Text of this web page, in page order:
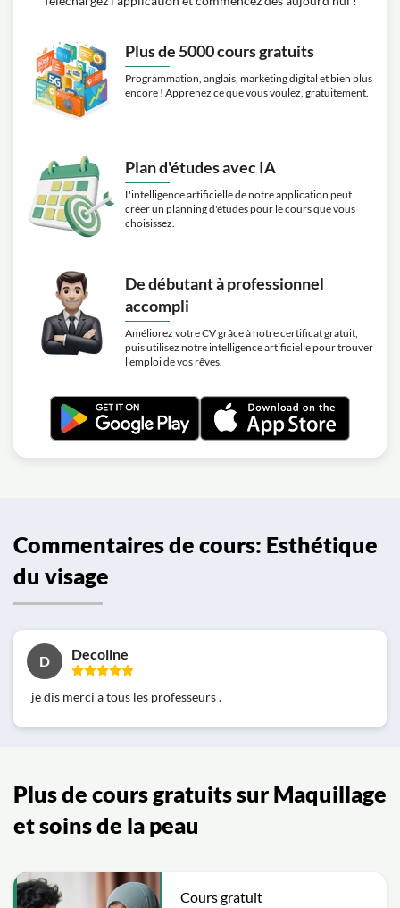
Plus de 5000 cours gratuits
Programmation, anglais, marketing digital et bien plus
encore ! Apprenez ce que vous voulez, gratuitement.
Plan d'études avec IA
L'intelligence artificielle de notre application peut
créer un planning d'études pour le cours que vous
choisissez.
De débutant à professionnel
accompli
Améliorez votre CV grâce à notre certificat gratuit,
puis utilisez notre intelligence artificielle pour trouver
l'emploi de vos rêves.
Commentaires de cours: Esthétique
du visage
D Decoline
je dis merci a tous les professeurs .
Plus de cours gratuits sur Maquillage
et soins de la peau
Cours gratuit